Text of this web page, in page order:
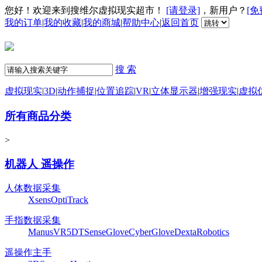
您好！欢迎来到搜维尔虚拟现实超市！ [请登录] ，新用户？ [免
我的订单|我的收藏|我的商城|帮助中心|返回首页
搜 索
虚拟现实|3D|动作捕捉|位置追踪|VR|立体显示器|增强现实|虚拟
所有商品分类
>
机器人 遥操作
人体数据采集
XsensOptiTrack
手指数据采集
ManusVR5DTSenseGloveCyberGloveDextaRobotics
遥操作主手